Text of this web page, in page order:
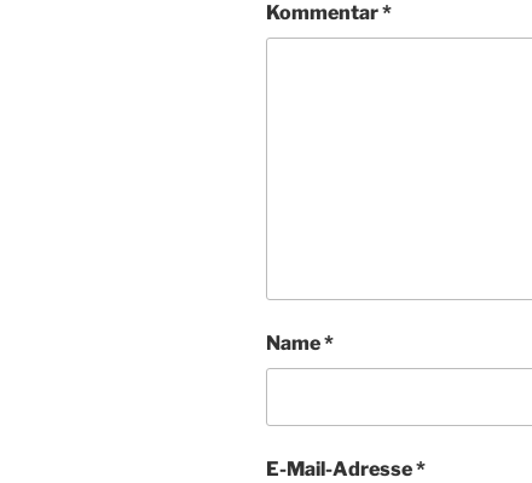
Kommentar*
Name*
E-Mail-Adresse*